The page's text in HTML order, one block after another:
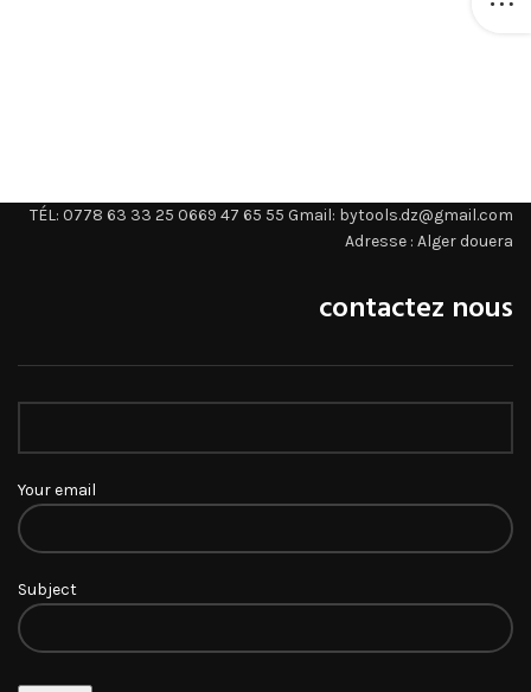
TÉL: 0778 63 33 25 0669 47 65 55 Gmail: bytools.dz@gmail.com
Adresse : Alger douera
contactez nous
Your email
Subject